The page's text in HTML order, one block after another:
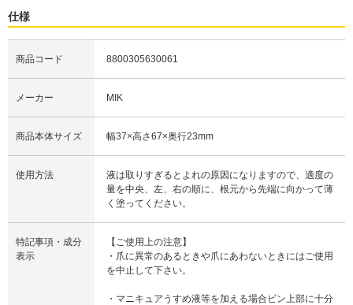
仕様
商品コード 8800305630061
メーカー MIK
商品本体サイズ 幅37×高さ67×奥行23mm
使用方法
液は取りすぎるとよれの原因になりますので、適度の
量を中央、左、右の順に、根元から先端に向かって薄
く塗ってください。
特記事項・成分
表示
【ご使用上の注意】
・爪に異常のあるときや爪にあわないときにはご使用
を中止して下さい。
・マニキュアうすめ液等を加える場合ビン上部に十分